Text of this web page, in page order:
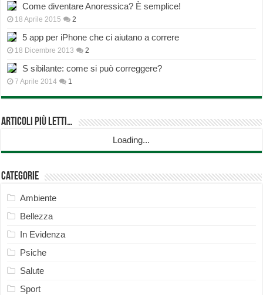
Come diventare Anoressica? È semplice!
18 Aprile 2015 2
5 app per iPhone che ci aiutano a correre
18 Dicembre 2013 2
S sibilante: come si può correggere?
7 Aprile 2014 1
Articoli più Letti…
Loading...
Categorie
Ambiente
Bellezza
In Evidenza
Psiche
Salute
Sport